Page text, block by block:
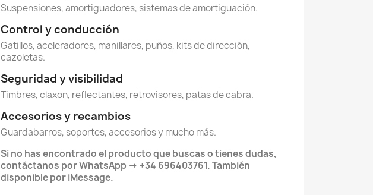
Suspensiones, amortiguadores, sistemas de amortiguación.
Control y conducción
Gatillos, aceleradores, manillares, puños, kits de dirección,
cazoletas.
Seguridad y visibilidad
Timbres, claxon, reflectantes, retrovisores, patas de cabra.
Accesorios y recambios
Guardabarros, soportes, accesorios y mucho más.
Si no has encontrado el producto que buscas o tienes dudas,
contáctanos por WhatsApp -> +34 696403761. También
disponible por iMessage.